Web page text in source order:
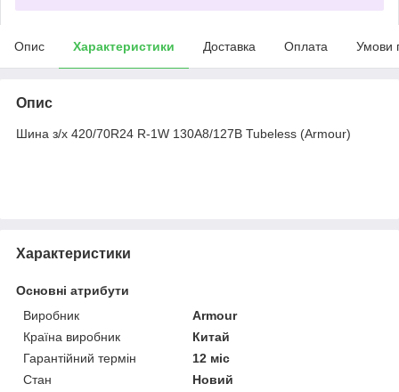
Опис Характеристики Доставка Оплата Умови
Опис
Шина з/х 420/70R24 R-1W 130A8/127B Tubeless (Armour)
Характеристики
Основні атрибути
Виробник
Armour
Країна виробник
Китай
Гарантійний термін
12 міс
Стан
Новий